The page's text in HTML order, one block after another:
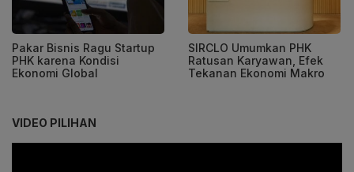
Pakar Bisnis Ragu Startup
PHK karena Kondisi
Ekonomi Global
SIRCLO Umumkan PHK
Ratusan Karyawan, Efek
Tekanan Ekonomi Makro
VIDEO PILIHAN